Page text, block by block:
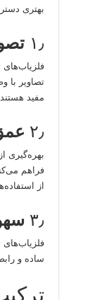
بهتری
۱٫
فلزیاب‌های
تصاویر با
مفید
۲٫
بهره‌گیری
فراهم
از
۳٫
ساده و